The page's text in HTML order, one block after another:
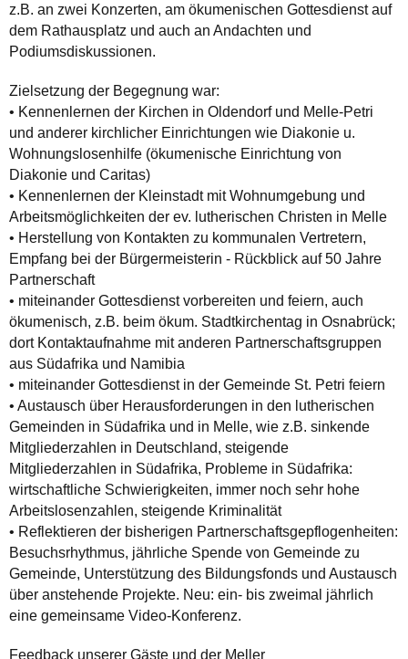
z.B. an zwei Konzerten, am ökumenischen Gottesdienst auf
dem Rathausplatz und auch an Andachten und
Podiumsdiskussionen.
Zielsetzung der Begegnung war:
• Kennenlernen der Kirchen in Oldendorf und Melle-Petri
und anderer kirchlicher Einrichtungen wie Diakonie u.
Wohnungslosenhilfe (ökumenische Einrichtung von
Diakonie und Caritas)
• Kennenlernen der Kleinstadt mit Wohnumgebung und
Arbeitsmöglichkeiten der ev. lutherischen Christen in Melle
• Herstellung von Kontakten zu kommunalen Vertretern,
Empfang bei der Bürgermeisterin - Rückblick auf 50 Jahre
Partnerschaft
• miteinander Gottesdienst vorbereiten und feiern, auch
ökumenisch, z.B. beim ökum. Stadtkirchentag in Osnabrück;
dort Kontaktaufnahme mit anderen Partnerschaftsgruppen
aus Südafrika und Namibia
• miteinander Gottesdienst in der Gemeinde St. Petri feiern
• Austausch über Herausforderungen in den lutherischen
Gemeinden in Südafrika und in Melle, wie z.B. sinkende
Mitgliederzahlen in Deutschland, steigende
Mitgliederzahlen in Südafrika, Probleme in Südafrika:
wirtschaftliche Schwierigkeiten, immer noch sehr hohe
Arbeitslosenzahlen, steigende Kriminalität
• Reflektieren der bisherigen Partnerschaftsgepflogenheiten:
Besuchsrhythmus, jährliche Spende von Gemeinde zu
Gemeinde, Unterstützung des Bildungsfonds und Austausch
über anstehende Projekte. Neu: ein- bis zweimal jährlich
eine gemeinsame Video-Konferenz.
Feedback unserer Gäste und der Meller